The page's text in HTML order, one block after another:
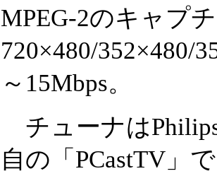
MPEG-2のキャプ
720×480/352×480/
～15Mbps。
チューナは
自の「PCastTV」